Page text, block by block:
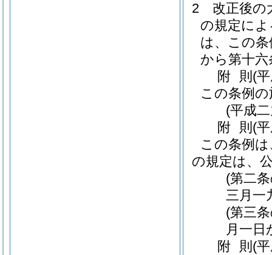
2
改正後の
の規定に
は、この
から第十
附 則 (
この条例
(平成
附 則 (
この条例
の規定は、
(第二
三月一
(第三
月一日
附 則 (